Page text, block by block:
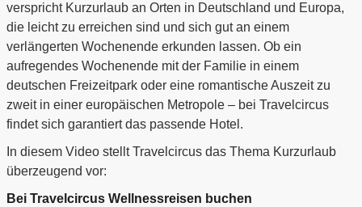
verspricht Kurzurlaub an Orten in Deutschland und Europa,
die leicht zu erreichen sind und sich gut an einem
verlängerten Wochenende erkunden lassen. Ob ein
aufregendes Wochenende mit der Familie in einem
deutschen Freizeitpark oder eine romantische Auszeit zu
zweit in einer europäischen Metropole – bei Travelcircus
findet sich garantiert das passende Hotel.
In diesem Video stellt Travelcircus das Thema Kurzurlaub
überzeugend vor:
Bei Travelcircus Wellnessreisen buchen